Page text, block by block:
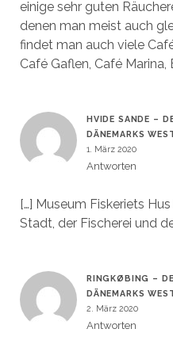
einige sehr guten
denen man meist auch
findet man auch viele
Café Gaflen, Café Marina,
HVIDE SANDE –
DÄNEMARKS
1. März 2020
Antworten
[…] Museum Fiskeriets
Stadt, der Fischerei und
RINGKØBING –
DÄNEMARKS
2. März 2020
Antworten